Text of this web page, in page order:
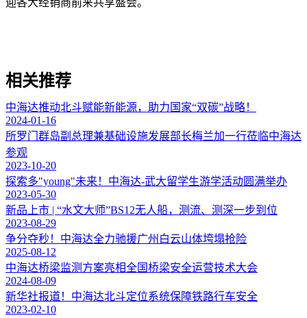
相关推荐
中海达推动北斗赋能新能源，助力国家“双碳”战略！
2024-01-16
所罗门群岛副总理兼基础设施发展部长梅兰加一行莅临中海达
参观
2023-10-20
探索多"young"未来！中海达-武大留学生游学活动圆满举办
2023-05-30
新品上市 | “水文大师”BS12无人船，测流、测深一步到位
2023-08-29
争分夺秒！中海达全力驰援广州白云山体垮塌抢险
2025-08-12
中海达桥梁监测方案亮相全国桥梁安全运营技术大会
2024-08-09
新华社报道！中海达北斗定位系统保障铁路行车安全
2023-02-10